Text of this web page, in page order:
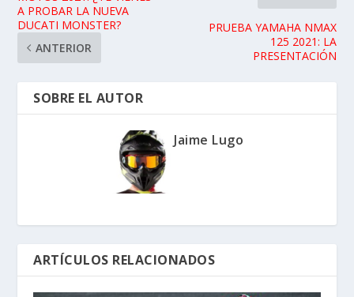
A PROBAR LA NUEVA
DUCATI MONSTER?
ANTERIOR
PRUEBA YAMAHA NMAX
125 2021: LA
PRESENTACIÓN
SOBRE EL AUTOR
Jaime Lugo
ARTÍCULOS RELACIONADOS